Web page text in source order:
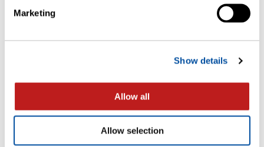
Marketing
Show details
Allow all
Allow selection
지식 센
터